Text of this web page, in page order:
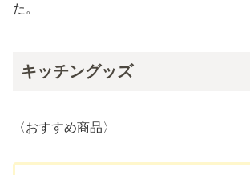
た。
キッチングッズ
〈おすすめ商品〉